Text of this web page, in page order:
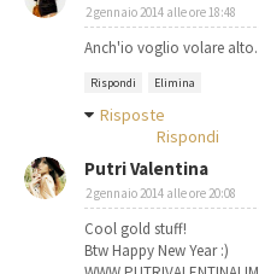
2 gennaio 2014 alle ore 18:48
Anch'io voglio volare alto.
Rispondi Elimina
Risposte
Rispondi
Putri Valentina
2 gennaio 2014 alle ore 20:08
Cool gold stuff!
Btw Happy New Year :)